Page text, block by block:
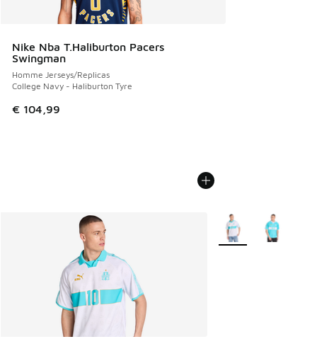
Nike Nba T.Haliburton Pacers
Swingman
Homme Jerseys/Replicas
College Navy - Haliburton Tyre
€ 104,99
Plus de couleurs